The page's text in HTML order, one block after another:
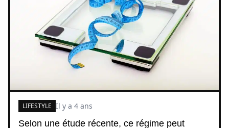
Selon une étude récente, ce régime peut
LIFESTYLE Il y a 4 ans